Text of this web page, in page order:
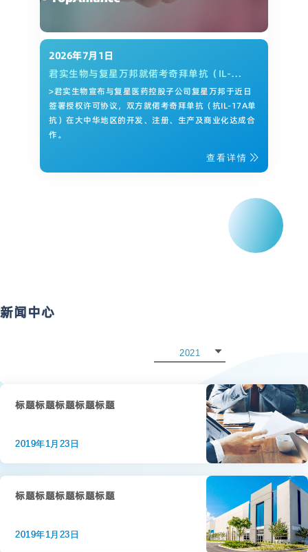
2026年7月1日
君实生物与复星万邦就偌考奇拜单抗（IL-
17A）达成研发和商业化合作
>君实生物宣布与复星医药控股子公司复星万邦于近日
签署授权许可协议，双方就偌考奇拜单抗（抗IL-17A单
抗）在大中华地区的开发、注册、生产及商业化达成合
作。
查看详情
新闻中心
2021
标题标题标题标题标题
2019年1月23日
标题标题标题标题标题
2019年1月23日